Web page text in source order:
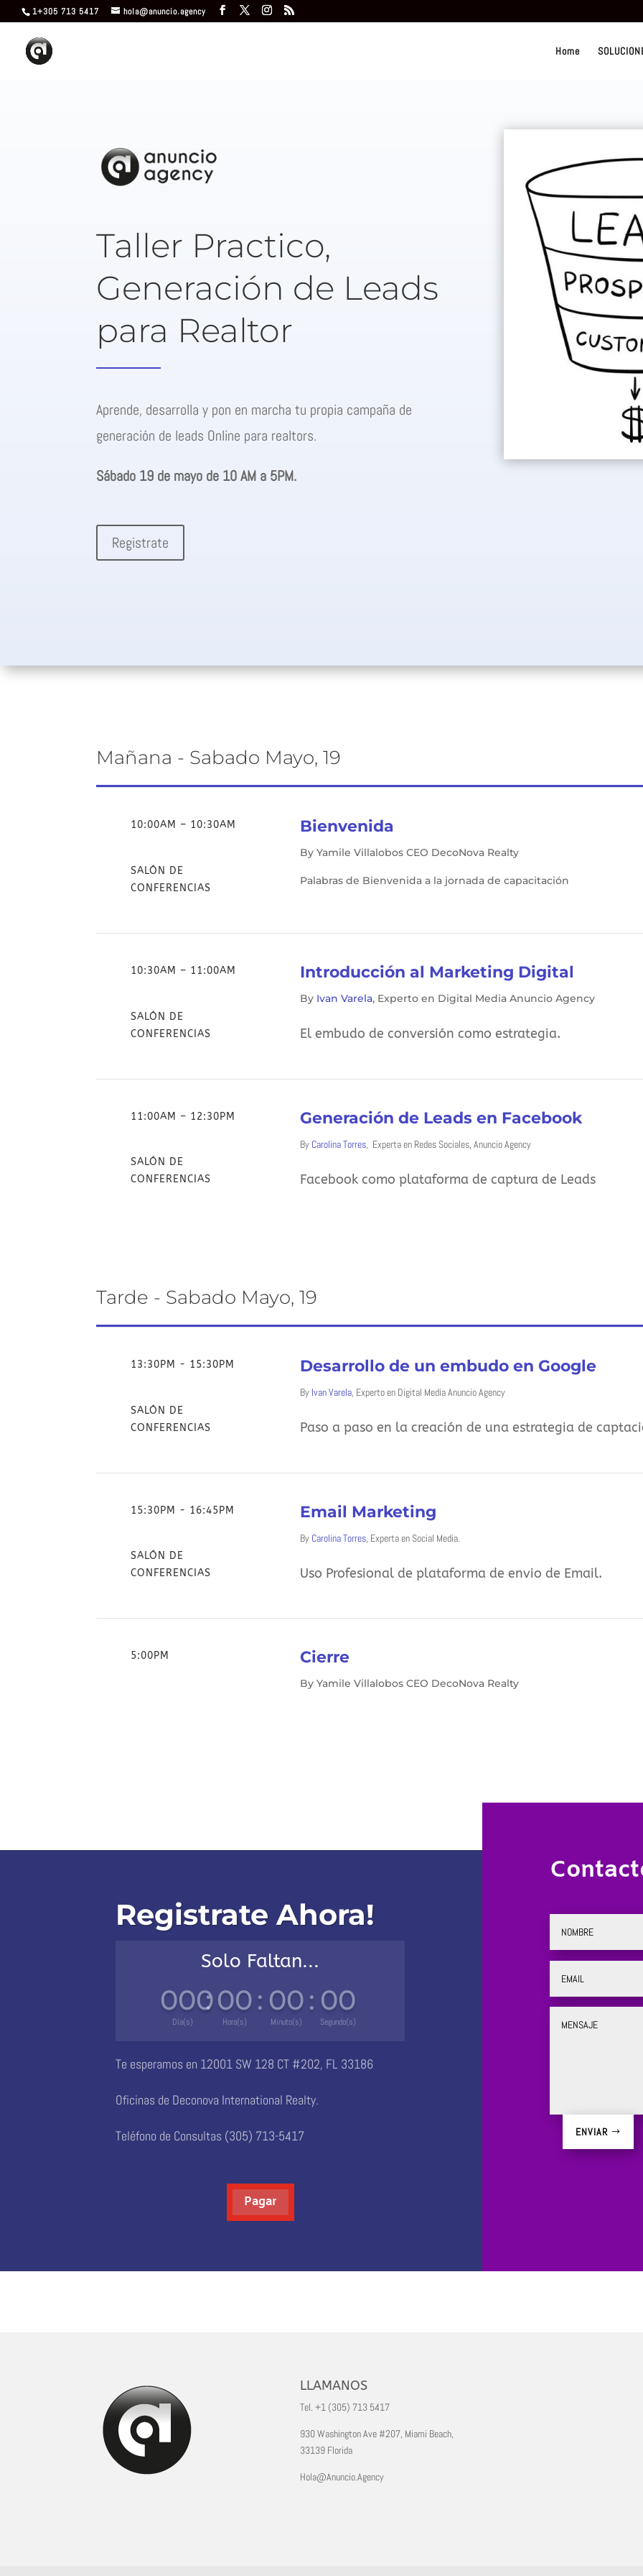
1+305 713 5417 hola@anuncio.agency
Home
Taller Practico,
Generación de Leads
para Realtor
Aprende, desarrolla y pon en marcha tu propia campaña de
generación de leads Online para realtors.
Sábado 19 de mayo de 10 AM a 5PM.
Registrate
Mañana - Sabado Mayo, 19
10:00AM – 10:30AM
SALÓN DE
CONFERENCIAS
Bienvenida
By Yamile Villalobos CEO DecoNova Realty
Palabras de Bienvenida a la jornada de capacitación
10:30AM – 11:00AM
SALÓN DE
CONFERENCIAS
Introducción al Marketing Digital
By Ivan Varela, Experto en Digital Media Anuncio Agency
El embudo de conversión como estrategia.
11:00AM – 12:30PM
SALÓN DE
CONFERENCIAS
Generación de Leads en Facebook
By Carolina Torres, Experta en Redes Sociales, Anuncio Agency
Facebook como plataforma de captura de Leads
Tarde - Sabado Mayo, 19
13:30PM - 15:30PM
SALÓN DE
CONFERENCIAS
Desarrollo de un embudo en Google
By Ivan Varela, Experto en Digital Media Anuncio Agency
Paso a paso en la creación de una estrategia de
15:30PM - 16:45PM
SALÓN DE
CONFERENCIAS
Email Marketing
By Carolina Torres, Experta en Social Media.
Uso Profesional de plataforma de envio de Email.
5:00PM Cierre
By Yamile Villalobos CEO DecoNova Realty
Registrate Ahora!
Solo Faltan...
000
Día(s)
:00
Hora(s)
: 00
Minuto(s)
: 00
Segundo(s)
Te esperamos en 12001 SW 128 CT #202, FL 33186
Oficinas de Deconova International Realty.
Teléfono de Consultas (305) 713-5417
Pagar
ENVIAR
LLAMANOS
Tel. +1 (305) 713 5417
930 Washington Ave #207, Miami Beach,
33139 Florida
Hola@Anuncio.Agency